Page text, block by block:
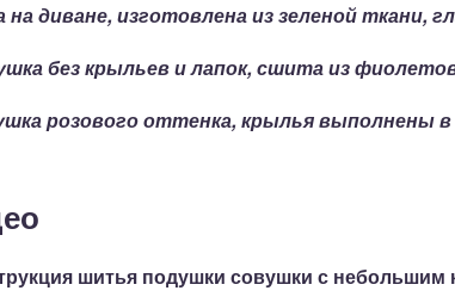
диване, изготовлена из зеленой ткани,
без крыльев и лапок, сшита из
розового оттенка, крылья выполнены
шитья подушки совушки с небольшим